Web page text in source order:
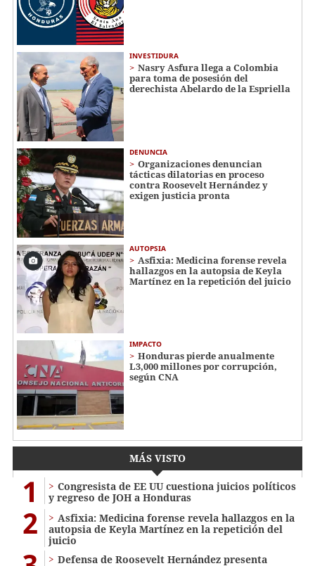
INVESTIDURA
Nasry Asfura llega a Colombia
para toma de posesión del
derechista Abelardo de la Espriella
DENUNCIA
Organizaciones denuncian
tácticas dilatorias en proceso
contra Roosevelt Hernández y
exigen justicia pronta
AUTOPSIA
Asfixia: Medicina forense revela
hallazgos en la autopsia de Keyla
Martínez en la repetición del juicio
IMPACTO
Honduras pierde anualmente
L3,000 millones por corrupción,
según CNA
MÁS VISTO
1
Congresista de EE UU cuestiona juicios políticos
y regreso de JOH a Honduras
2
Asfixia: Medicina forense revela hallazgos en la
autopsia de Keyla Martínez en la repetición del
juicio
Defensa de Roosevelt Hernández presenta